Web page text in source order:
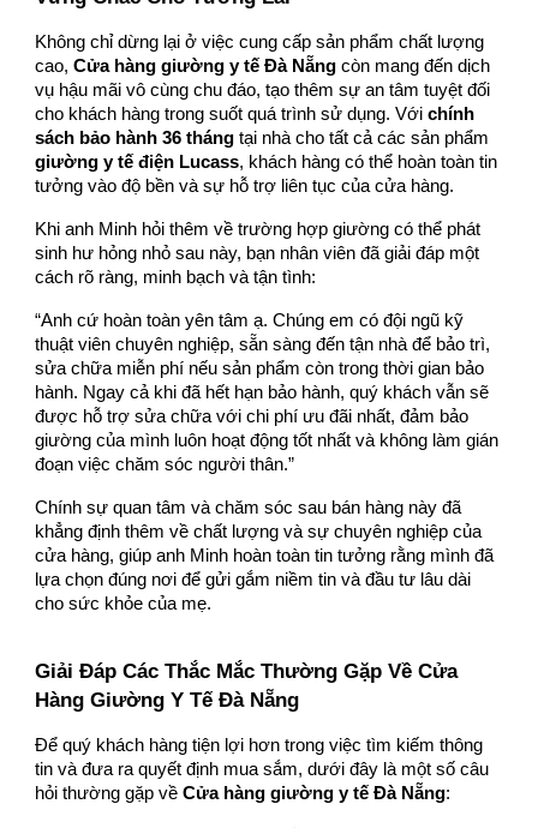
Không chỉ dừng lại ở việc cung cấp sản phẩm chất lượng
cao,Cửa hàng giường y tế Đà Nẵng còn mang đến dịch
vụ hậu mãi vô cùng chu đáo, tạo thêm sự an tâm tuyệt đối
cho khách hàng trong suốt quá trình sử dụng. Vớichính
sách bảo hành 36 tháng tại nhà cho tất cả các sản phẩm
giường y tế điện Lucass, khách hàng có thể hoàn toàn tin
tưởng vào độ bền và sự hỗ trợ liên tục của cửa hàng.
Khi anh Minh hỏi thêm về trường hợp giường có thể phát
sinh hư hỏng nhỏ sau này, bạn nhân viên đã giải đáp một
cách rõ ràng, minh bạch và tận tình:
“Anh cứ hoàn toàn yên tâm ạ. Chúng em có đội ngũ kỹ
thuật viên chuyên nghiệp, sẵn sàng đến tận nhà để bảo trì,
sửa chữa miễn phí nếu sản phẩm còn trong thời gian bảo
hành. Ngay cả khi đã hết hạn bảo hành, quý khách vẫn sẽ
được hỗ trợ sửa chữa với chi phí ưu đãi nhất, đảm bảo
giường của mình luôn hoạt động tốt nhất và không làm gián
đoạn việc chăm sóc người thân.”
Chính sự quan tâm và chăm sóc sau bán hàng này đã
khẳng định thêm về chất lượng và sự chuyên nghiệp của
cửa hàng, giúp anh Minh hoàn toàn tin tưởng rằng mình đã
lựa chọn đúng nơi để gửi gắm niềm tin và đầu tư lâu dài
cho sức khỏe của mẹ.
Giải Đáp Các Thắc Mắc Thường Gặp Về Cửa
Hàng Giường Y Tế Đà Nẵng
Để quý khách hàng tiện lợi hơn trong việc tìm kiếm thông
tin và đưa ra quyết định mua sắm, dưới đây là một số câu
hỏi thường gặp vềCửa hàng giường y tế Đà Nẵng: